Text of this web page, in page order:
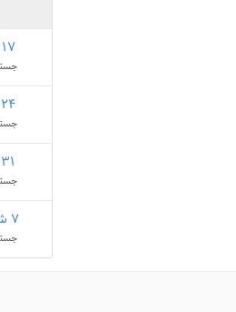
۱۷ مرداد
۲۴ مرداد
۳۱ مرداد
۷ شهریور